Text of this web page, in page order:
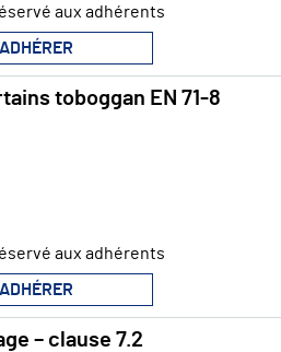
aux adhérents
ADHÉRER
toboggan EN 71-8
aux adhérents
ADHÉRER
– clause 7.2